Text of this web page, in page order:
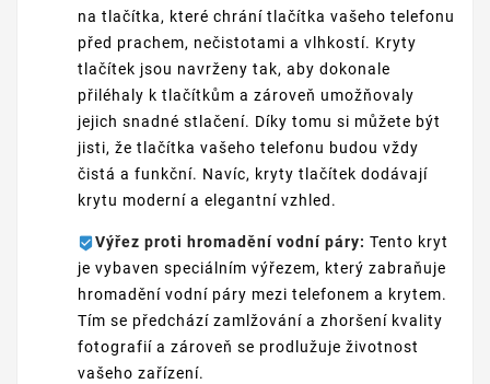
na tlačítka, které chrání tlačítka vašeho telefonu
před prachem, nečistotami a vlhkostí. Kryty
tlačítek jsou navrženy tak, aby dokonale
přiléhaly k tlačítkům a zároveň umožňovaly
jejich snadné stlačení. Díky tomu si můžete být
jisti, že tlačítka vašeho telefonu budou vždy
čistá a funkční. Navíc, kryty tlačítek dodávají
krytu moderní a elegantní vzhled.
Výřez proti hromadění vodní páry: Tento kryt
je vybaven speciálním výřezem, který zabraňuje
hromadění vodní páry mezi telefonem a krytem.
Tím se předchází zamlžování a zhoršení kvality
fotografií a zároveň se prodlužuje životnost
vašeho zařízení.